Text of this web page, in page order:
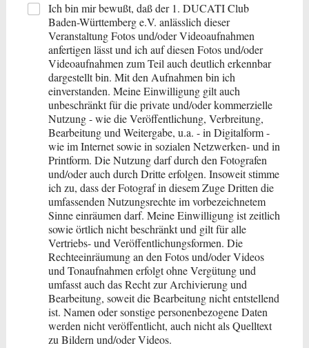
Ich bin mir bewußt, daß der 1. DUCATI Club
Baden-Württemberg e.V. anlässlich dieser
Veranstaltung Fotos und/oder Videoaufnahmen
anfertigen lässt und ich auf diesen Fotos und/oder
Videoaufnahmen zum Teil auch deutlich erkennbar
dargestellt bin. Mit den Aufnahmen bin ich
einverstanden. Meine Einwilligung gilt auch
unbeschränkt für die private und/oder kommerzielle
Nutzung - wie die Veröffentlichung, Verbreitung,
Bearbeitung und Weitergabe, u.a. - in Digitalform -
wie im Internet sowie in sozialen Netzwerken- und in
Printform. Die Nutzung darf durch den Fotografen
und/oder auch durch Dritte erfolgen. Insoweit stimme
ich zu, dass der Fotograf in diesem Zuge Dritten die
umfassenden Nutzungsrechte im vorbezeichnetem
Sinne einräumen darf. Meine Einwilligung ist zeitlich
sowie örtlich nicht beschränkt und gilt für alle
Vertriebs- und Veröffentlichungsformen. Die
Rechteeinräumung an den Fotos und/oder Videos
und Tonaufnahmen erfolgt ohne Vergütung und
umfasst auch das Recht zur Archivierung und
Bearbeitung, soweit die Bearbeitung nicht entstellend
ist. Namen oder sonstige personenbezogene Daten
werden nicht veröffentlicht, auch nicht als Quelltext
zu Bildern und/oder Videos.